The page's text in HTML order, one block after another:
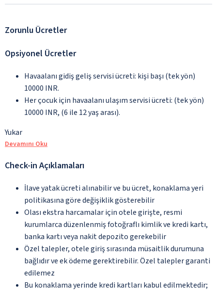
Zorunlu Ücretler
Opsiyonel Ücretler
Havaalanı gidiş geliş servisi ücreti: kişi başı (tek yön)
10000 INR.
Her çocuk için havaalanı ulaşım servisi ücreti: (tek yön)
10000 INR, (6 ile 12 yaş arası).
Yukar
Devamını Oku
Check-in Açıklamaları
İlave yatak ücreti alınabilir ve bu ücret, konaklama yeri
politikasına göre değişiklik gösterebilir
Olası ekstra harcamalar için otele girişte, resmi
kurumlarca düzenlenmiş fotoğraflı kimlik ve kredi kartı,
banka kartı veya nakit depozito gerekebilir
Özel talepler, otele giriş sırasında müsaitlik durumuna
bağlıdır ve ek ödeme gerektirebilir. Özel talepler garanti
edilemez
Bu konaklama yerinde kredi kartları kabul edilmektedir;